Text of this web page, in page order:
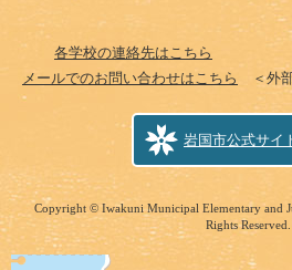
各学校の連絡先はこちら
メールでのお問い合わせはこちら
＜外
岩国市公式サイ
Copyright © Iwakuni Municipal Elementary and
Rights Reserved.